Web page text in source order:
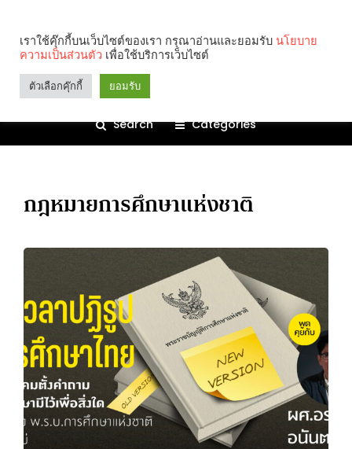
Search Categories
กฎหมายการศึกษาแห่งชาติ
เราใช้คุ๊กกี้บนเว็บไซต์ของเรา กรุณาอ่านและยอมรับ นโยบาย
ความเป็นส่วนตัว เพื่อใช้บริการเว็บไซต์
ตัวเลือกคุ๊กกี้ ยอมรับ